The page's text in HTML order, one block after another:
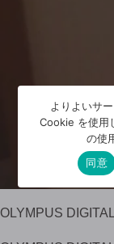
OLYMPUS
よりよいサ
Cookie を使用
の使
同意